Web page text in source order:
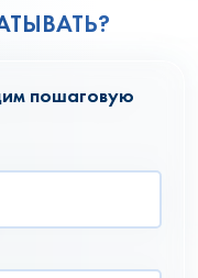
пошаговую